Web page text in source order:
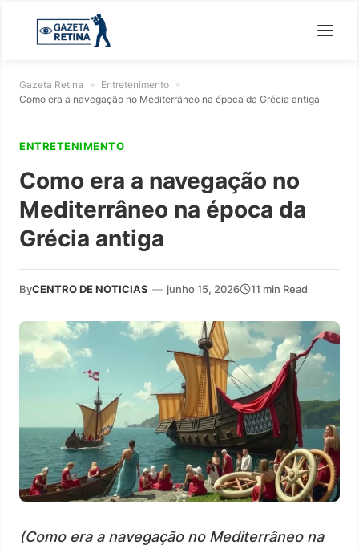
Gazeta Retina » Entretenimento »
Como era a navegação no Mediterrâneo na época da Grécia antiga
ENTRETENIMENTO
Como era a navegação no
Mediterrâneo na época da
Grécia antiga
ByCENTRO DE NOTICIAS — junho 15, 2026 11 min Read
(Como era a navegação no Mediterrâneo na